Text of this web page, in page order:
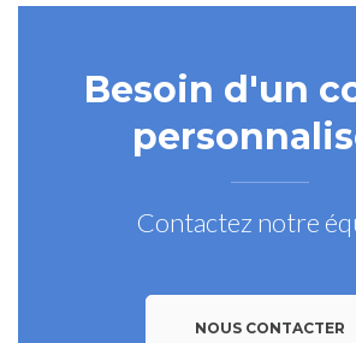
Besoin d'un
Contactez notre
NOUS CONTACTER